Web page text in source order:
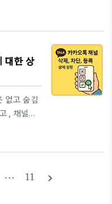
있다’고
, 확장
는 점 때
회복 소
정리해
결 쉬워질
나?민생
품권) 형태
31일까지
용할 수
·면 지
협 등에서
대한 상
없고 숨김
, 채널에
을 단계
이
설명삭
··· 11 navigate_next